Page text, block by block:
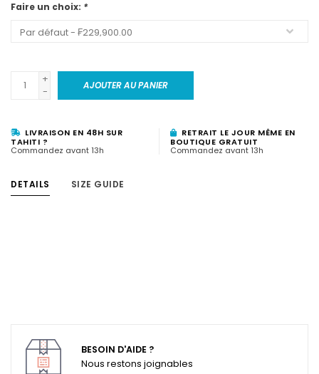
Faire un choix: *
+
-
AJOUTER AU PANIER
LIVRAISON EN 48H SUR
TAHITI ?
Commandez avant 13h
RETRAIT LE JOUR MÊME EN
BOUTIQUE GRATUIT
Commandez avant 13h
DETAILS SIZE GUIDE
BESOIN D'AIDE ?
Nous restons joignables